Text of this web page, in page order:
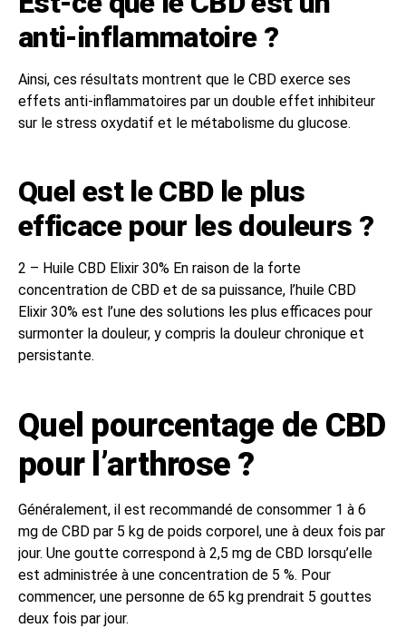
anti-inflammatoire ?
Ainsi, ces résultats montrent que le CBD exerce ses
effets anti-inflammatoires par un double effet inhibiteur
sur le stress oxydatif et le métabolisme du glucose.
Quel est le CBD le plus
efficace pour les douleurs ?
2 – Huile CBD Elixir 30% En raison de la forte
concentration de CBD et de sa puissance, l’huile CBD
Elixir 30% est l’une des solutions les plus efficaces pour
surmonter la douleur, y compris la douleur chronique et
persistante.
Quel pourcentage de CBD
pour l’arthrose ?
Généralement, il est recommandé de consommer 1 à 6
mg de CBD par 5 kg de poids corporel, une à deux fois par
jour. Une goutte correspond à 2,5 mg de CBD lorsqu’elle
est administrée à une concentration de 5 %. Pour
commencer, une personne de 65 kg prendrait 5 gouttes
deux fois par jour.